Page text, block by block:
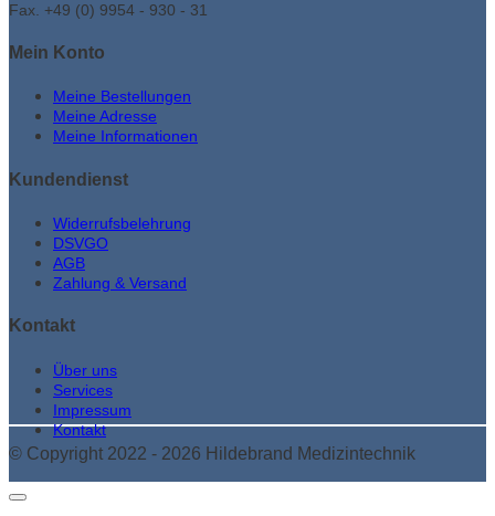
Fax. +49 (0) 9954 - 930 - 31
Mein Konto
Meine Bestellungen
Meine Adresse
Meine Informationen
Kundendienst
Widerrufsbelehrung
DSVGO
AGB
Zahlung & Versand
Kontakt
Über uns
Services
Impressum
Kontakt
© Copyright 2022 - 2026 Hildebrand Medizintechnik